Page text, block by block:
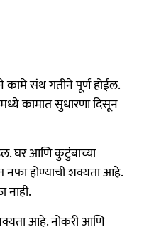
कामे संथ गतीने पूर्ण होईल.
कामात सुधारणा दिसून
घर आणि कुटुंबाच्या
नफा होण्याची शक्यता आहे.
नाही.
आहे. नोकरी आणि